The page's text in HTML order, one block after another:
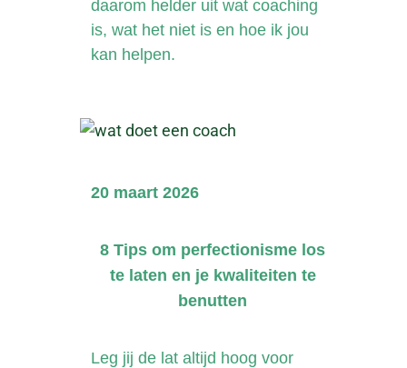
daarom helder uit wat coaching
is, wat het niet is en hoe ik jou
kan helpen.
20 maart 2026
8 Tips om perfectionisme los
te laten en je kwaliteiten te
benutten
Leg jij de lat altijd hoog voor